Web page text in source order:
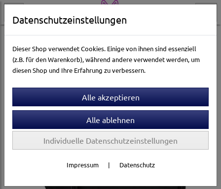
Hundewelt Reise & Transport Rad- und Joggingzubehör
Datenschutzeinstellungen
Dieser Shop verwendet Cookies. Einige von ihnen sind essenziell
(z.B. für den Warenkorb), während andere verwendet werden, um
diesen Shop und Ihre Erfahrung zu verbessern.
Individuelle Datenschutzeinstellungen
Impressum | Datenschutz